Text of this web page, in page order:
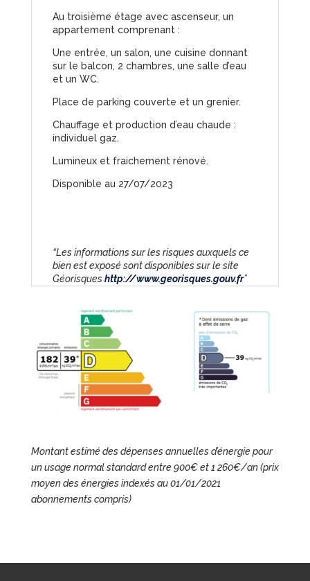
Au troisième étage avec ascenseur, un
appartement comprenant :
Une entrée, un salon, une cuisine donnant
sur le balcon, 2 chambres, une salle d’eau
et un WC.
Place de parking couverte et un grenier.
Chauffage et production d’eau chaude :
individuel gaz.
Lumineux et fraichement rénové.
Disponible au 27/07/2023
“Les informations sur les risques auxquels ce
bien est exposé sont disponibles sur le site
Géorisques http://www.georisques.gouv.fr”
Montant estimé des dépenses annuelles d’énergie pour
un usage normal standard entre 900€ et 1 260€/an (prix
moyen des énergies indexés au 01/01/2021
abonnements compris)